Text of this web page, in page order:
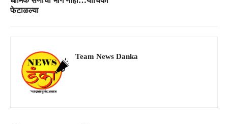
फेटाळल्या
Team News Danka